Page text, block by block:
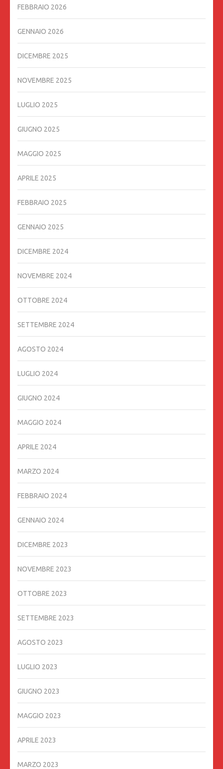
FEBBRAIO 2026
GENNAIO 2026
DICEMBRE 2025
NOVEMBRE 2025
LUGLIO 2025
GIUGNO 2025
MAGGIO 2025
APRILE 2025
FEBBRAIO 2025
GENNAIO 2025
DICEMBRE 2024
NOVEMBRE 2024
OTTOBRE 2024
SETTEMBRE 2024
AGOSTO 2024
LUGLIO 2024
GIUGNO 2024
MAGGIO 2024
APRILE 2024
MARZO 2024
FEBBRAIO 2024
GENNAIO 2024
DICEMBRE 2023
NOVEMBRE 2023
OTTOBRE 2023
SETTEMBRE 2023
AGOSTO 2023
LUGLIO 2023
GIUGNO 2023
MAGGIO 2023
APRILE 2023
MARZO 2023